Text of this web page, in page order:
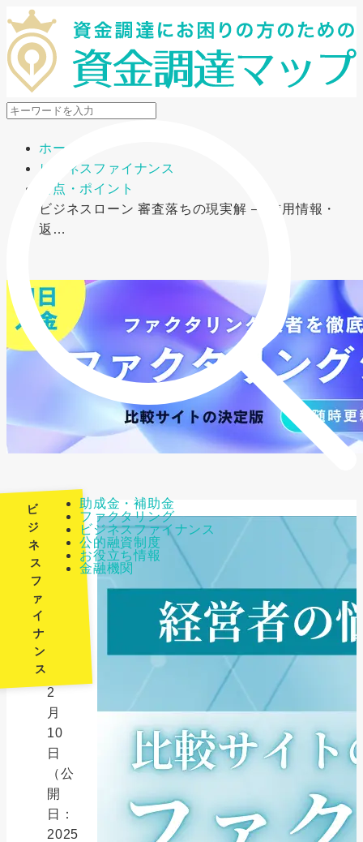
メニューを開閉
助成金・補助金
ファクタリング
ビジネスファイナンス
公的融資制度
お役立ち情報
金融機関
ホーム
ビジネスファイナンス
要点・ポイント
ビジネスローン 審査落ちの現実解 ― 信用情報・
返…
ビ
ジ
ネ
ス
フ
ァ
イ
ナ
ン
ス
2
月
10
日
（公
開
日：
2025